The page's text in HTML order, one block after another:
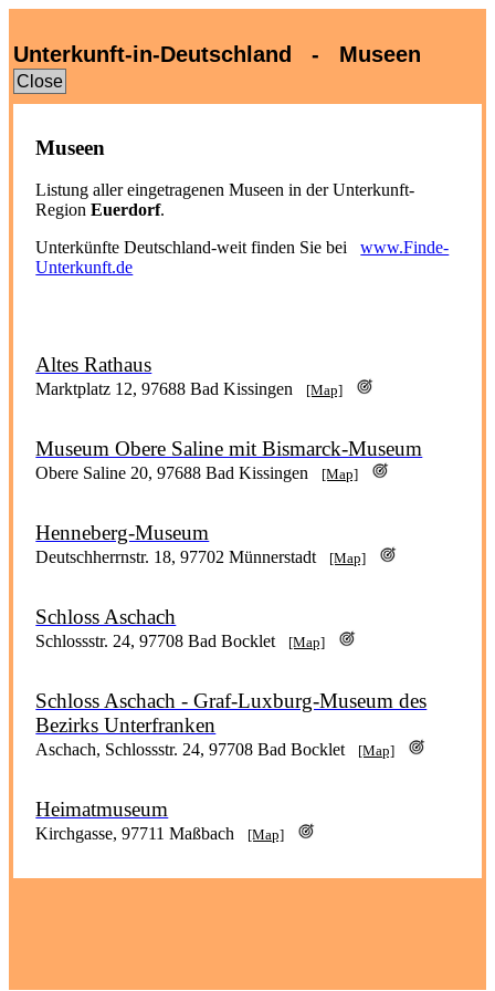
Unterkunft-in-Deutschland - Museen
Close
Museen
Listung aller eingetragenen Museen in der Unterkunft-
RegionEuerdorf.
Unterkünfte Deutschland-weit finden Sie beiwww.Finde-
Unterkunft.de
Altes Rathaus
Marktplatz 12, 97688 Bad Kissingen [Map]
Museum Obere Saline mit Bismarck-Museum
Obere Saline 20, 97688 Bad Kissingen [Map]
Henneberg-Museum
Deutschherrnstr. 18, 97702 Münnerstadt [Map]
Schloss Aschach
Schlossstr. 24, 97708 Bad Bocklet [Map]
Schloss Aschach - Graf-Luxburg-Museum des
Bezirks Unterfranken
Aschach, Schlossstr. 24, 97708 Bad Bocklet [Map]
Heimatmuseum
Kirchgasse, 97711 Maßbach [Map]